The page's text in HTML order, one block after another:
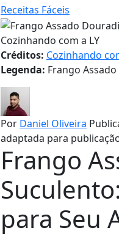
Receitas Fáceis
Cozinhando com a LY
Créditos: Cozinhando
Legenda: Frango Assado
Por Daniel Oliveira
adaptada para
Frango
para Seu